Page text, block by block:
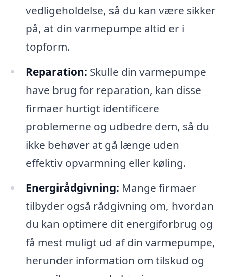
vedligeholdelse, så du kan være sikker
på, at din varmepumpe altid er i
topform.
Reparation: Skulle din varmepumpe
have brug for reparation, kan disse
firmaer hurtigt identificere
problemerne og udbedre dem, så du
ikke behøver at gå længe uden
effektiv opvarmning eller køling.
Energirådgivning: Mange firmaer
tilbyder også rådgivning om, hvordan
du kan optimere dit energiforbrug og
få mest muligt ud af din varmepumpe,
herunder information om tilskud og